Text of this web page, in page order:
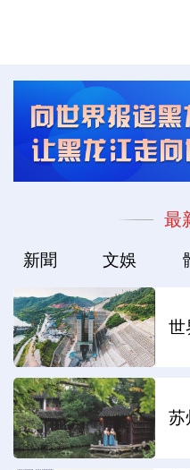
最
新聞 文娛
世
苏